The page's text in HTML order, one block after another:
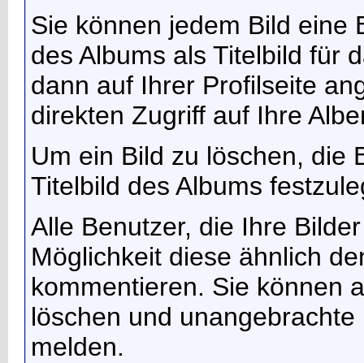
Sie können jedem Bild eine
des Albums als Titelbild für
dann auf Ihrer Profilseite
direkten Zugriff auf Ihre
Um ein Bild zu löschen, die
Titelbild des Albums
Alle Benutzer, die Ihre
Möglichkeit diese ähnlich
kommentieren. Sie können
löschen und
melden.